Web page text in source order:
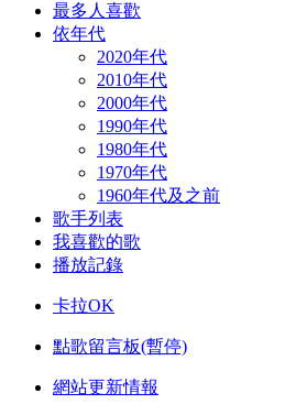
最多人喜歡
依年代
2020年代
2010年代
2000年代
1990年代
1980年代
1970年代
1960年代及之前
歌手列表
我喜歡的歌
播放記錄
卡拉OK
點歌留言板(暫停)
網站更新情報